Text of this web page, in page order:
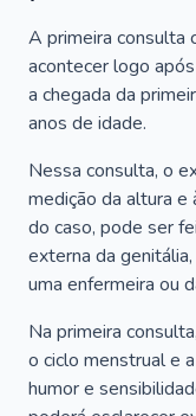
A primeira consulta
acontecer logo
a chegada da
anos de idade.
Nessa consulta, o
medição da altura
do caso, pode ser
externa da
uma enfermeira ou
Na primeira
o ciclo menstrual e
humor e